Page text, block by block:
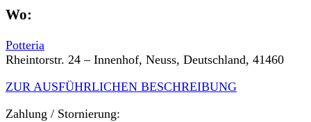
Wo:
Potteria
Rheintorstr. 24 – Innenhof, Neuss, Deutschland, 41460
ZUR AUSFÜHRLICHEN BESCHREIBUNG
Zahlung / Stornierung: